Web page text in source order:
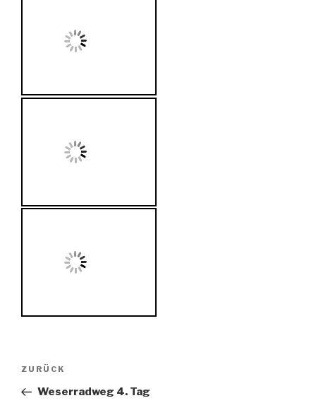
Beitragsnavigation
Vorheriger
Beitrag
ZURÜCK
Weserradweg 4. Tag